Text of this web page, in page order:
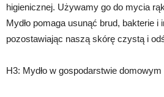
higienicznej. Używamy go do mycia
Mydło pomaga usunąć brud, bakterie
pozostawiając naszą skórę czystą i
H3: Mydło w gospodarstwie domowym